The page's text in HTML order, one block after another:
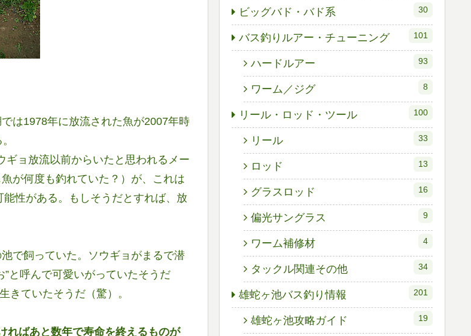
は1978年に放流された魚が2007年時
ギョ放流以前からいたと思われるメー
が何度も釣れていた？）が、これは
性がある。もしそうだとすれば、放
で飼っていた。ソウギョがまるで潜
と呼んで可愛いがっていたそうだ
きていたそうだ（驚）。
ればあと数年で寿命を終えるものが
ビッグバド・バド系 30
バス釣りルアー・チューニング 101
ハードルアー 93
ワーム／ジグ 8
リール・ロッド・ツール 100
リール 33
ロッド 13
グラスロッド 16
偏光サングラス 9
ワーム補修材 4
タックル関連その他 34
雄蛇ヶ池バス釣り情報 201
雄蛇ヶ池攻略ガイド 19